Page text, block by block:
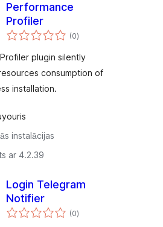
Performance
Profiler
(0vērtējumu
kopsumma
)
plugin silently
consumption of
installation.
instalācijas
ar 4.2.39
Login Telegram
Notifier
(0vērtējumu
kopsumma
)